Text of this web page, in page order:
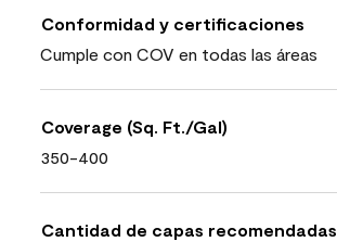
Conformidad y certificaciones
Cumple con COV en todas las áreas
Coverage (Sq. Ft./Gal)
350-400
Cantidad de capas recomendadas